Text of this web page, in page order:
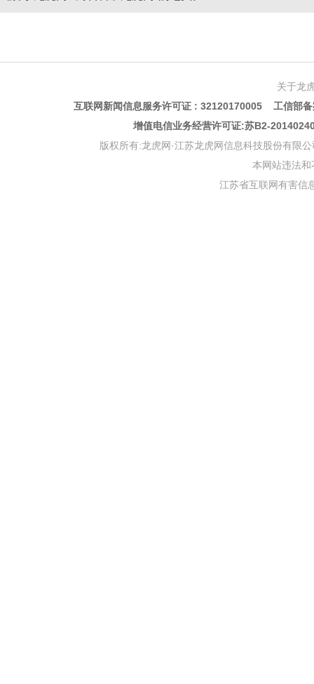
关于龙
互联网新闻信息服务许可证 : 32120170005 工信部
增值电信业务经营许可证:苏B2-
版权所有:龙虎网·江苏龙虎网信息科技股份有限
本网站违法
江苏省互联网有害